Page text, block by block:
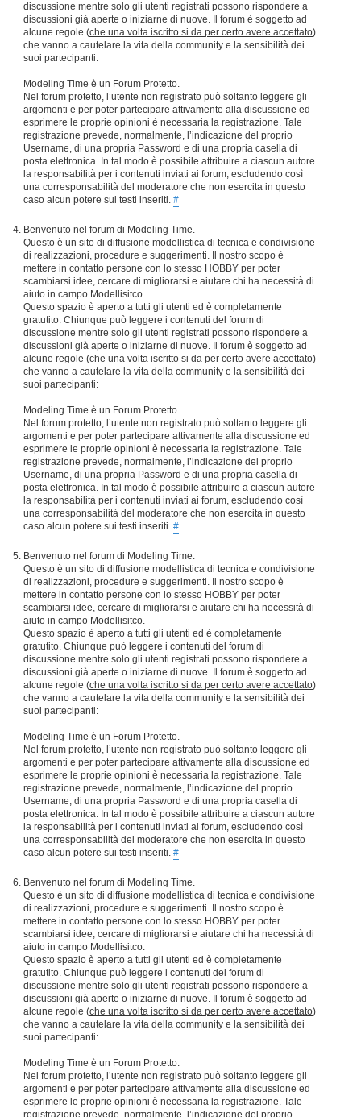
discussione mentre solo gli utenti registrati possono rispondere a
discussioni già aperte o iniziarne di nuove. Il forum è soggetto ad
alcune regole (che una volta iscritto si da per certo avere accettato)
che vanno a cautelare la vita della community e la sensibilità dei
suoi partecipanti:
Modeling Time è un Forum Protetto.
Nel forum protetto, l’utente non registrato può soltanto leggere gli
argomenti e per poter partecipare attivamente alla discussione ed
esprimere le proprie opinioni è necessaria la registrazione. Tale
registrazione prevede, normalmente, l’indicazione del proprio
Username, di una propria Password e di una propria casella di
posta elettronica. In tal modo è possibile attribuire a ciascun autore
la responsabilità per i contenuti inviati ai forum, escludendo così
una corresponsabilità del moderatore che non esercita in questo
caso alcun potere sui testi inseriti. #
Benvenuto nel forum di Modeling Time.
Questo è un sito di diffusione modellistica di tecnica e condivisione
di realizzazioni, procedure e suggerimenti. Il nostro scopo è
mettere in contatto persone con lo stesso HOBBY per poter
scambiarsi idee, cercare di migliorarsi e aiutare chi ha necessità di
aiuto in campo Modellisitco.
Questo spazio è aperto a tutti gli utenti ed è completamente
gratutito. Chiunque può leggere i contenuti del forum di
discussione mentre solo gli utenti registrati possono rispondere a
discussioni già aperte o iniziarne di nuove. Il forum è soggetto ad
alcune regole (che una volta iscritto si da per certo avere accettato)
che vanno a cautelare la vita della community e la sensibilità dei
suoi partecipanti:
Modeling Time è un Forum Protetto.
Nel forum protetto, l’utente non registrato può soltanto leggere gli
argomenti e per poter partecipare attivamente alla discussione ed
esprimere le proprie opinioni è necessaria la registrazione. Tale
registrazione prevede, normalmente, l’indicazione del proprio
Username, di una propria Password e di una propria casella di
posta elettronica. In tal modo è possibile attribuire a ciascun autore
la responsabilità per i contenuti inviati ai forum, escludendo così
una corresponsabilità del moderatore che non esercita in questo
caso alcun potere sui testi inseriti. #
Benvenuto nel forum di Modeling Time.
Questo è un sito di diffusione modellistica di tecnica e condivisione
di realizzazioni, procedure e suggerimenti. Il nostro scopo è
mettere in contatto persone con lo stesso HOBBY per poter
scambiarsi idee, cercare di migliorarsi e aiutare chi ha necessità di
aiuto in campo Modellisitco.
Questo spazio è aperto a tutti gli utenti ed è completamente
gratutito. Chiunque può leggere i contenuti del forum di
discussione mentre solo gli utenti registrati possono rispondere a
discussioni già aperte o iniziarne di nuove. Il forum è soggetto ad
alcune regole (che una volta iscritto si da per certo avere accettato)
che vanno a cautelare la vita della community e la sensibilità dei
suoi partecipanti:
Modeling Time è un Forum Protetto.
Nel forum protetto, l’utente non registrato può soltanto leggere gli
argomenti e per poter partecipare attivamente alla discussione ed
esprimere le proprie opinioni è necessaria la registrazione. Tale
registrazione prevede, normalmente, l’indicazione del proprio
Username, di una propria Password e di una propria casella di
posta elettronica. In tal modo è possibile attribuire a ciascun autore
la responsabilità per i contenuti inviati ai forum, escludendo così
una corresponsabilità del moderatore che non esercita in questo
caso alcun potere sui testi inseriti. #
Benvenuto nel forum di Modeling Time.
Questo è un sito di diffusione modellistica di tecnica e condivisione
di realizzazioni, procedure e suggerimenti. Il nostro scopo è
mettere in contatto persone con lo stesso HOBBY per poter
scambiarsi idee, cercare di migliorarsi e aiutare chi ha necessità di
aiuto in campo Modellisitco.
Questo spazio è aperto a tutti gli utenti ed è completamente
gratutito. Chiunque può leggere i contenuti del forum di
discussione mentre solo gli utenti registrati possono rispondere a
discussioni già aperte o iniziarne di nuove. Il forum è soggetto ad
alcune regole (che una volta iscritto si da per certo avere accettato)
che vanno a cautelare la vita della community e la sensibilità dei
suoi partecipanti:
Modeling Time è un Forum Protetto.
Nel forum protetto, l’utente non registrato può soltanto leggere gli
argomenti e per poter partecipare attivamente alla discussione ed
esprimere le proprie opinioni è necessaria la registrazione. Tale
registrazione prevede, normalmente, l’indicazione del proprio